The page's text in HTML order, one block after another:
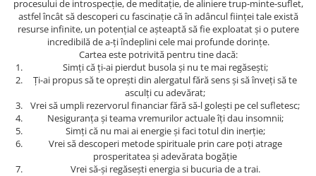
procesului de introspecție, de meditație, de aliniere trup-minte-suflet,
astfel încât să descoperi cu fascinație că în adâncul ființei tale există
resurse infinite, un potențial ce așteaptă să fie exploatat și o putere
incredibilă de a-ți îndeplini cele mai profunde dorințe.
Cartea este potrivită pentru tine dacă:
Simți că ți-ai pierdut busola și nu te mai regăsești;
Ți-ai propus să te oprești din alergatul fără sens și să înveți să te
asculți cu adevărat;
Vrei să umpli rezervorul financiar fără să-l golești pe cel sufletesc;
Nesiguranța și teama vremurilor actuale îți dau insomnii;
Simți că nu mai ai energie și faci totul din inerție;
Vrei să descoperi metode spirituale prin care poți atrage
prosperitatea și adevărata bogăție
Vrei să-și regăsești energia si bucuria de a trai.